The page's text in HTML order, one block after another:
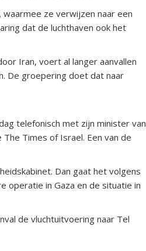
ze verwijzen naar een
dat de luchthaven ook het
Iran, voert al langer aanvallen
De groepering doet dat naar
telefonisch met zijn minister van
Times of Israel. Een van de
Dan gaat het volgens
operatie in Gaza en de situatie in
de vluchtuitvoering naar Tel